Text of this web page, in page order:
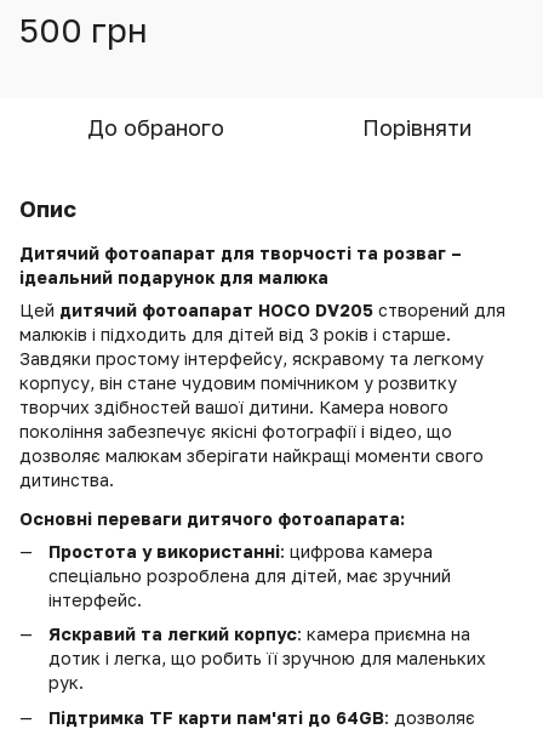
500 грн
До обраного Порівняти
Опис
Дитячий фотоапарат для творчості та розваг –
ідеальний подарунок для малюка
Цей дитячий фотоапарат HOCO DV205 створений для
малюків і підходить для дітей від 3 років і старше.
Завдяки простому інтерфейсу, яскравому та легкому
корпусу, він стане чудовим помічником у розвитку
творчих здібностей вашої дитини. Камера нового
покоління забезпечує якісні фотографії і відео, що
дозволяє малюкам зберігати найкращі моменти свого
дитинства.
Основні переваги дитячого фотоапарата:
Простота у використанні: цифрова камера
спеціально розроблена для дітей, має зручний
інтерфейс.
Яскравий та легкий корпус: камера приємна на
дотик і легка, що робить її зручною для маленьких
рук.
Підтримка TF карти пам'яті до 64GB: дозволяє